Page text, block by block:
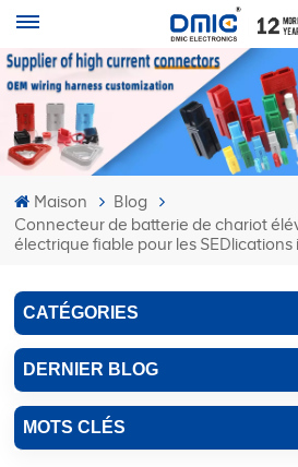
Maison
Blog
Connecteur de batterie de chariot
électrique fiable pour les SEDlications
CATÉGORIES
DERNIER BLOG
MOTS CLÉS